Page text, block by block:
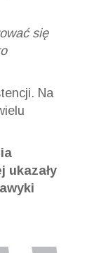
się
Na
ukazały